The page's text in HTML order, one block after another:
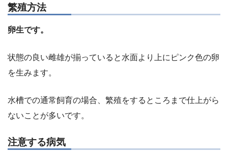
繁殖方法
卵生です。
状態の良い雌雄が揃っていると水面より上にピンク色の卵
を生みます。
水槽での通常飼育の場合、繁殖をするところまで仕上がら
ないことが多いです。
注意する病気